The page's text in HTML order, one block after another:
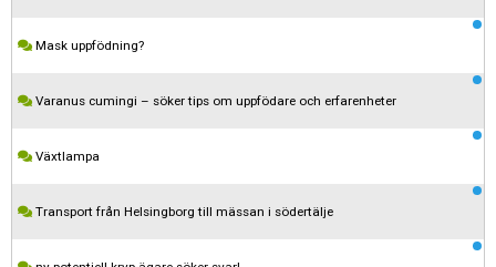
Mask uppfödning?
Varanus cumingi – söker tips om uppfödare och erfarenheter
Växtlampa
Transport från Helsingborg till mässan i södertälje